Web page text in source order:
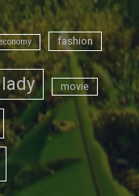
fashion
lady movie